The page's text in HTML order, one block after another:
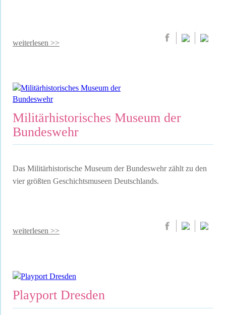
weiterlesen >>
Militärhistorisches Museum der
Bundeswehr
Das Militärhistorische Museum der Bundeswehr zählt zu den
vier größten Geschichtsmuseen Deutschlands.
weiterlesen >>
Playport Dresden